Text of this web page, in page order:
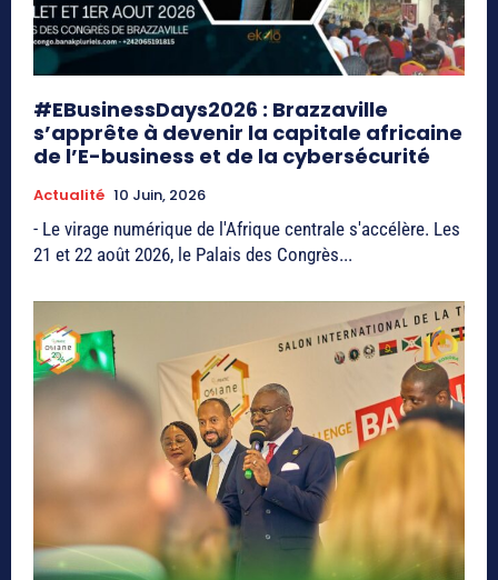
#EBusinessDays2026 : Brazzaville
s’apprête à devenir la capitale africaine
de l’E-business et de la cybersécurité
Actualité 10 Juin, 2026
- Le virage numérique de l'Afrique centrale s'accélère. Les
21 et 22 août 2026, le Palais des Congrès...